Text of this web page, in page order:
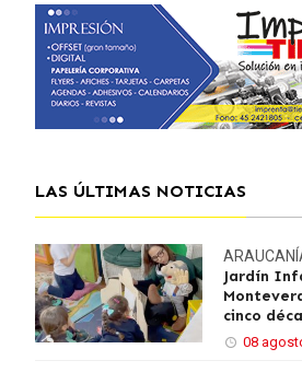
LAS ÚLTIMAS NOTICIAS
Jardín
cinco
08